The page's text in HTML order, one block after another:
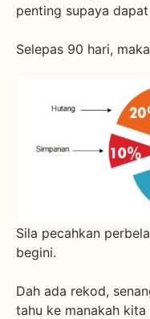
penting supaya
Selepas 90 hari,
Sila pecahkan
begini.
Dah ada rekod,
tahu ke manakah